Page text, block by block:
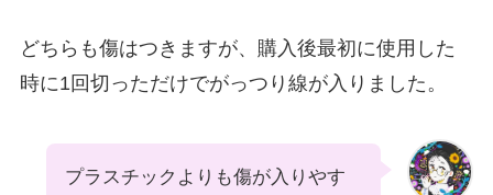
どちらも傷はつきますが、購入後最初に使用した
時に1回切っただけでがっつり線が入りました。
プラスチックよりも傷が入りやす